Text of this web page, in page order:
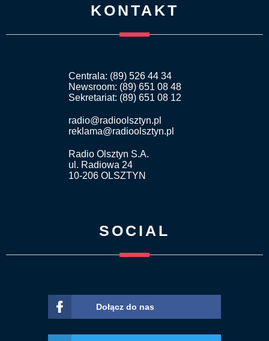
KONTAKT
Centrala: (89) 526 44 34
Newsroom: (89) 651 08 48
Sekretariat: (89) 651 08 12
radio@radioolsztyn.pl
reklama@radioolsztyn.pl
Radio Olsztyn S.A.
ul. Radiowa 24
10-206 OLSZTYN
SOCIAL
Dołącz do nas